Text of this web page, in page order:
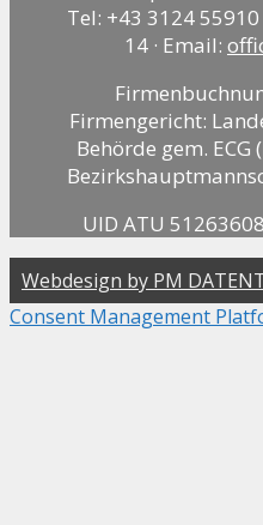
Tel: +43 3124
14 · Email:
Firmengericht:
Behörde gem. ECG
UID ATU
Webdesign by PM
Consent Management